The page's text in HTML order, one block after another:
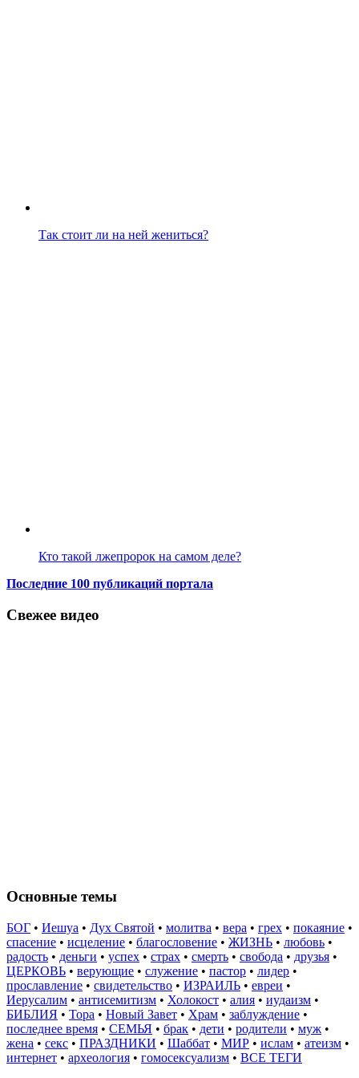
Так стоит ли на ней жениться?
Кто такой лжепророк на самом деле?
Последние 100 публикаций портала
Свежее видео
Основные темы
БОГ • Иешуа • Дух Святой • молитва • вера • грех • покаяние •
спасение • исцеление • благословение • ЖИЗНЬ • любовь •
радость • деньги • успех • страх • смерть • свобода • друзья •
ЦЕРКОВЬ • верующие • служение • пастор • лидер •
прославление • свидетельство • ИЗРАИЛЬ • евреи •
Иерусалим • антисемитизм • Холокост • алия • иудаизм •
БИБЛИЯ • Тора • Новый Завет • Храм • заблуждение •
последнее время • СЕМЬЯ • брак • дети • родители • муж •
жена • секс • ПРАЗДНИКИ • Шаббат • МИР • ислам • атеизм •
интернет • археология • гомосексуализм • ВСЕ ТЕГИ